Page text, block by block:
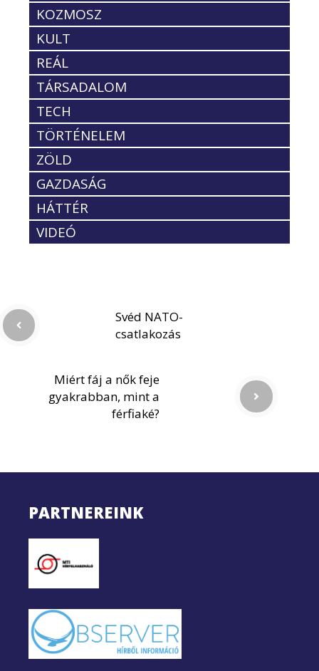
KOZMOSZ
KULT
REÁL
TÁRSADALOM
TECH
TÖRTÉNELEM
ZÖLD
GAZDASÁG
HÁTTÉR
VIDEÓ
Svéd NATO-
csatlakozás
Miért fáj a nők feje
gyakrabban, mint a
férfiaké?
PARTNEREINK